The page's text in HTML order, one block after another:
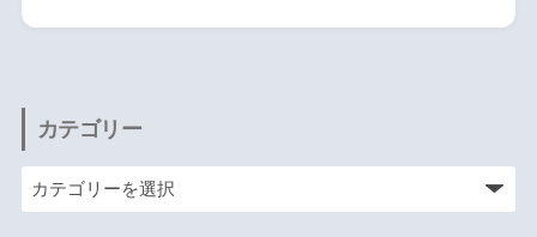
カテゴリー